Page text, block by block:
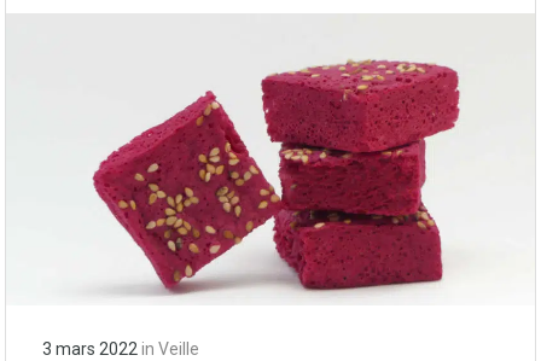
3 mars 2022in Veille